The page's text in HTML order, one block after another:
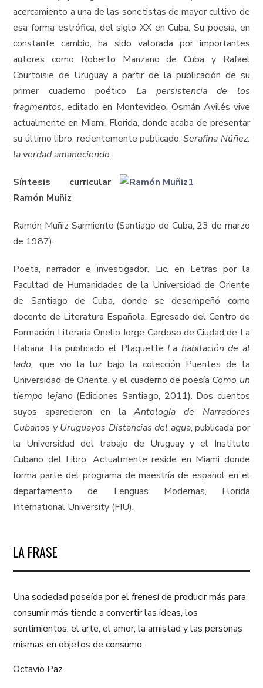
acercamiento a una de las sonetistas de mayor cultivo de
esa forma estrófica, del siglo XX en Cuba. Su poesía, en
constante cambio, ha sido valorada por importantes
autores como Roberto Manzano de Cuba y Rafael
Courtoisie de Uruguay a partir de la publicación de su
primer cuaderno poético La persistencia de los
fragmentos, editado en Montevideo. Osmán Avilés vive
actualmente en Miami, Florida, donde acaba de presentar
su último libro, recientemente publicado:Serafina Núñez:
la verdad amaneciendo.
Síntesis curricular
Ramón Muñiz
Ramón Muñiz Sarmiento (Santiago de Cuba, 23 de marzo
de 1987).
Poeta, narrador e investigador. Lic. en Letras por la
Facultad de Humanidades de la Universidad de Oriente
de Santiago de Cuba, donde se desempeñó como
docente de Literatura Española. Egresado del Centro de
Formación Literaria Onelio Jorge Cardoso de Ciudad de La
Habana. Ha publicado el PlaquetteLa habitación de al
lado, que vio la luz bajo la colección Puentes de la
Universidad de Oriente, y el cuaderno de poesía Como un
tiempo lejano(Ediciones Santiago, 2011). Dos cuentos
suyos aparecieron en laAntología de Narradores
Cubanos y Uruguayos Distancias del agua, publicada por
la Universidad del trabajo de Uruguay y el Instituto
Cubano del Libro. Actualmente reside en Miami donde
forma parte del programa de maestría de español en el
departamento de Lenguas Modernas, Florida
International University (FIU).
LA FRASE
Una sociedad poseída por el frenesí de producir más para
consumir más tiende a convertir las ideas, los
sentimientos, el arte, el amor, la amistad y las personas
mismas en objetos de consumo.
Octavio Paz